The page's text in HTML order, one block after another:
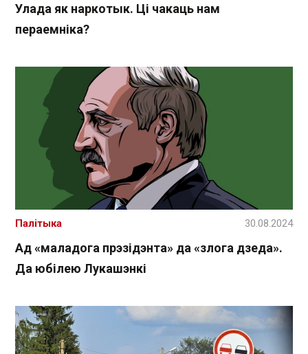
Улада як наркотык. Ці чакаць нам
пераемніка?
Ад «маладога прэзідэнта» да «злога дзеда».
Да юбілею Лукашэнкі
Палітыка 30.08.2024